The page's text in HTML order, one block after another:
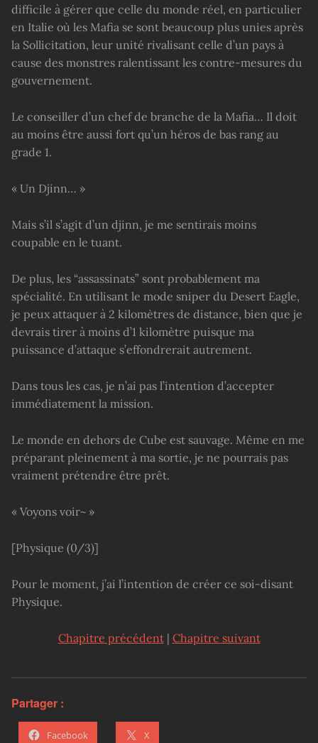
difficile à gérer que celle du monde réel, en particulier
en Italie où les Mafia se sont beaucoup plus unies après
la Sollicitation, leur unité rivalisant celle d’un pays à
cause des monstres ralentissant les contre-mesures du
gouvernement.
Le conseiller d’un chef de branche de la Mafia… Il doit
au moins être aussi fort qu’un héros de bas rang au
grade 1.
« Un Djinn… »
Mais s’il s’agit d’un djinn, je me sentirais moins
coupable en le tuant.
De plus, les “assassinats” sont probablement ma
spécialité. En utilisant le mode sniper du Desert Eagle,
je peux attaquer à 2 kilomètres de distance, bien que je
devrais tirer à moins d’1 kilomètre puisque ma
puissance d’attaque s’effondrerait autrement.
Dans tous les cas, je n’ai pas l’intention d’accepter
immédiatement la mission.
Le monde en dehors de Cube est sauvage. Même en me
préparant pleinement à ma sortie, je ne pourrais pas
vraiment prétendre être prêt.
« Voyons voir~ »
[Physique (0/3)]
Pour le moment, j’ai l’intention de créer ce soi-disant
Physique.
Chapitre précédent| Chapitre suivant
Partager :
Facebook X